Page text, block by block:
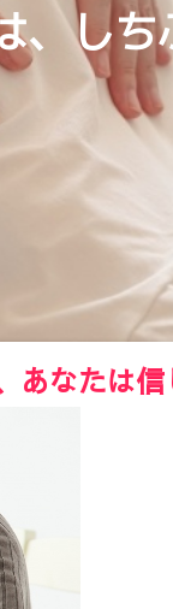
、し
あなたは信